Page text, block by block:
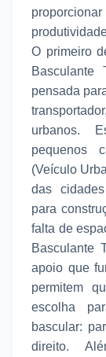
O primeiro
Basculante
pensada
urbanos.
pequenos
(Veículo
das
para
falta de
Basculante
apoio que
permitem
escolha
bascular:
direito.